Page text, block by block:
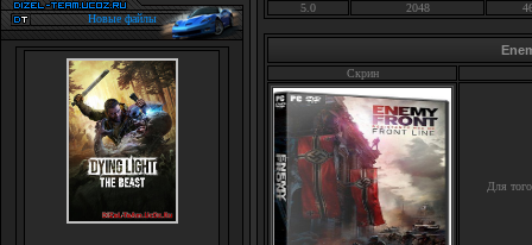
Новые файлы
5.0
2048
Скрин
Для